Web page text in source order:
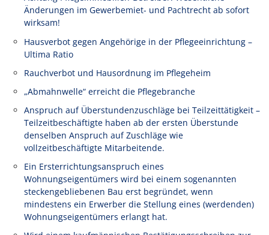
Änderungen im Gewerbemiet- und Pachtrecht ab sofort
wirksam!
Hausverbot gegen Angehörige in der Pflegeeinrichtung –
Ultima Ratio
Rauchverbot und Hausordnung im Pflegeheim
„Abmahnwelle“ erreicht die Pflegebranche
Anspruch auf Überstundenzuschläge bei Teilzeittätigkeit –
Teilzeitbeschäftigte haben ab der ersten Überstunde
denselben Anspruch auf Zuschläge wie
vollzeitbeschäftigte Mitarbeitende.
Ein Ersterrichtungsanspruch eines
Wohnungseigentümers wird bei einem sogenannten
steckengebliebenen Bau erst begründet, wenn
mindestens ein Erwerber die Stellung eines (werdenden)
Wohnungseigentümers erlangt hat.